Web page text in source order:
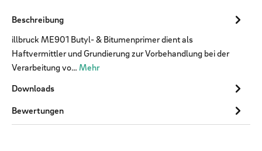
Beschreibung
illbruck ME901 Butyl- & Bitumenprimer dient als
Haftvermittler und Grundierung zur Vorbehandlung bei der
Verarbeitung vo… Mehr
Downloads
Bewertungen